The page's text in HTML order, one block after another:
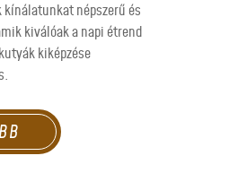
népszerű és
kiválóak a napi étrend
kiképzése